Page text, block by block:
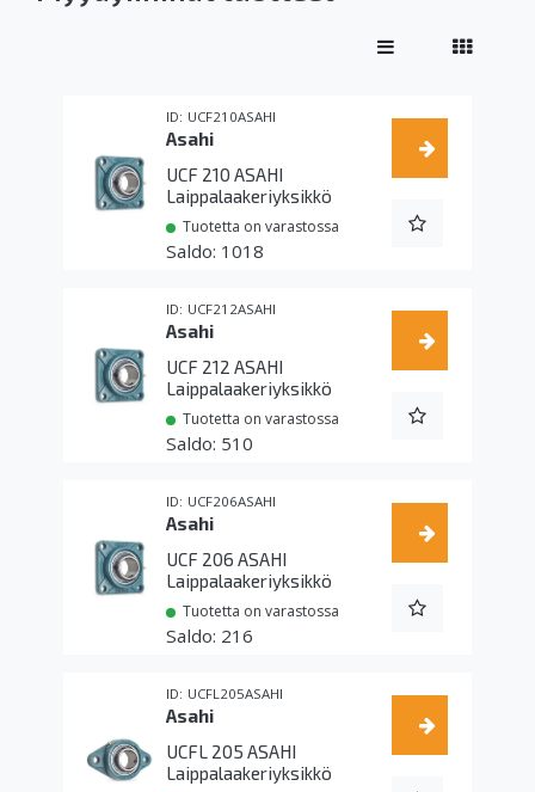
UCF210ASAHI
Asahi
UCF 210 ASAHI
Laippalaakeriyksikkö
Tuotetta on varastossa
1018
UCF212ASAHI
Asahi
UCF 212 ASAHI
Laippalaakeriyksikkö
Tuotetta on varastossa
510
UCF206ASAHI
Asahi
UCF 206 ASAHI
Laippalaakeriyksikkö
Tuotetta on varastossa
216
UCFL205ASAHI
Asahi
UCFL 205 ASAHI
Laippalaakeriyksikkö